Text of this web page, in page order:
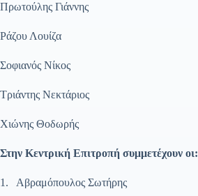
Πρωτούλης Γιάννης
Ράζου Λουίζα
Σοφιανός Νίκος
Τριάντης Νεκτάριος
Χιώνης Θοδωρής
Στην Κεντρική Επιτροπή συμμετέχουν οι:
1. Αβραμόπουλος Σωτήρης